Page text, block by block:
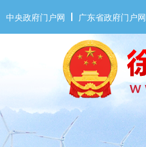
中央政府门户网 广东省政府门户网